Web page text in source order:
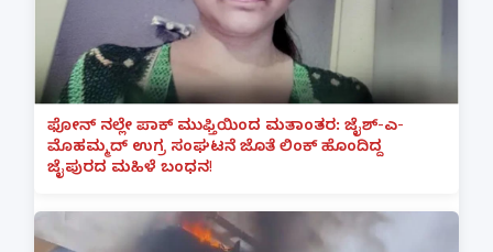
ಫೋನ್ ನಲ್ಲೇ ಪಾಕ್ ಮುಫ್ತಿಯಿಂದ ಮತಾಂತರ: ಜೈಶ್-ಎ-
ಮೊಹಮ್ಮದ್ ಉಗ್ರ ಸಂಘಟನೆ ಜೊತೆ ಲಿಂಕ್ ಹೊಂದಿದ್ದ
ಜೈಪುರದ ಮಹಿಳೆ ಬಂಧನ!